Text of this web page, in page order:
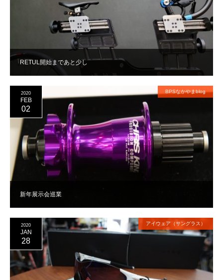
RETUL開始まであと少し
新年展示会巡業
2020
FEB
02
BPSなかやまblog
2020
JAN
28
アイウェア（サングラス）